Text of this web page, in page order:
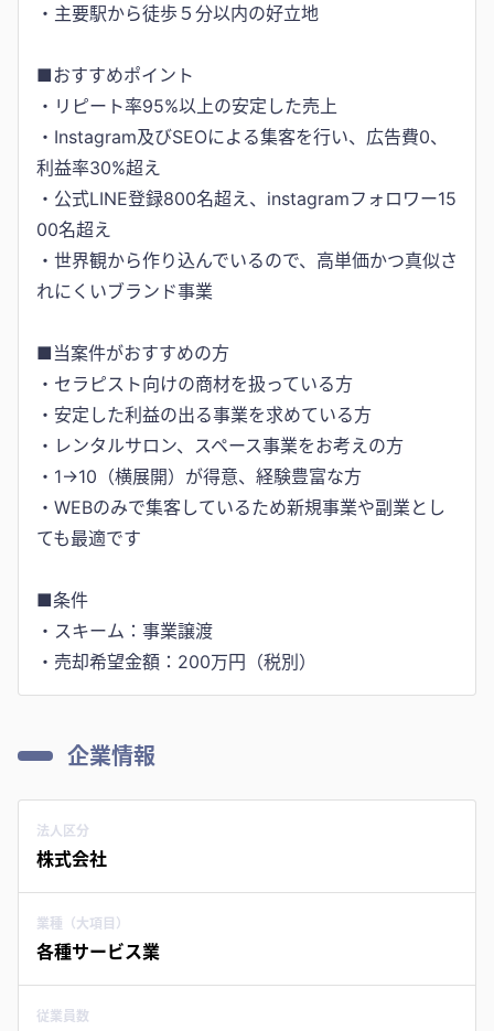
・主要駅から徒歩５分以内の好立地
■おすすめポイント
・リピート率95%以上の安定した売上
・Instagram及びSEOによる集客を行い、広告費0、
利益率30%超え
・公式LINE登録800名超え、instagramフォロワー15
00名超え
・世界観から作り込んでいるので、高単価かつ真似さ
れにくいブランド事業
■当案件がおすすめの方
・セラピスト向けの商材を扱っている方
・安定した利益の出る事業を求めている方
・レンタルサロン、スペース事業をお考えの方
・1→10（横展開）が得意、経験豊富な方
・WEBのみで集客しているため新規事業や副業とし
ても最適です
■条件
・スキーム：事業譲渡
・売却希望金額：200万円（税別）
企業情報
法人区分
株式会社
業種（大項目）
各種サービス業
従業員数